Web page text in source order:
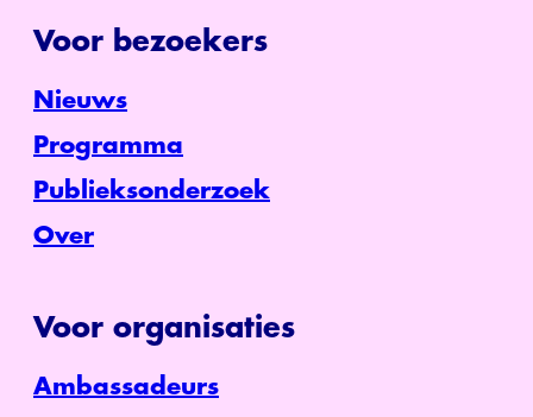
Voor bezoekers
Nieuws
Programma
Publieksonderzoek
Over
Voor organisaties
Ambassadeurs